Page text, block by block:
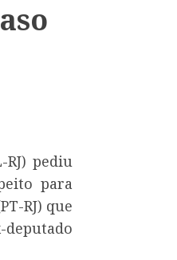
pediu
para
RJ) que